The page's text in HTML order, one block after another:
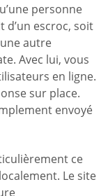
personne
d’un escroc, soit
autre
Avec lui, vous
en ligne.
sur place.
envoyé
ce
Le site